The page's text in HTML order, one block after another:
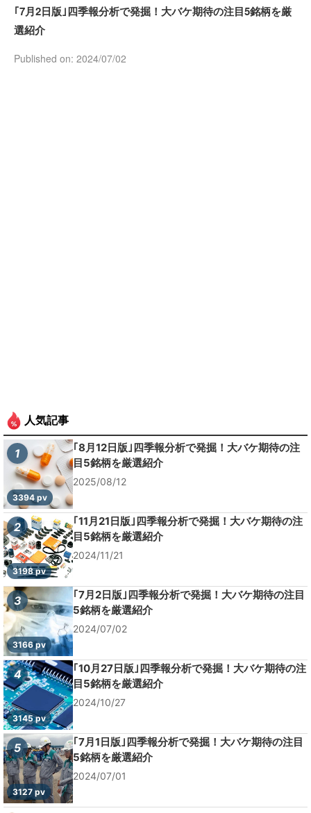
｢7月2日版｣四季報分析で発掘！大バケ期待の注目5銘柄を厳
選紹介
Published on: 2024/07/02
人気記事
1
3394 pv
｢8月12日版｣四季報分析で発掘！大バケ期待の注
目5銘柄を厳選紹介
2025/08/12
2
3198 pv
｢11月21日版｣四季報分析で発掘！大バケ期待の注
目5銘柄を厳選紹介
2024/11/21
3
3166 pv
｢7月2日版｣四季報分析で発掘！大バケ期待の注目
5銘柄を厳選紹介
2024/07/02
4
3145 pv
｢10月27日版｣四季報分析で発掘！大バケ期待の注
目5銘柄を厳選紹介
2024/10/27
5
3127 pv
｢7月1日版｣四季報分析で発掘！大バケ期待の注目
5銘柄を厳選紹介
2024/07/01